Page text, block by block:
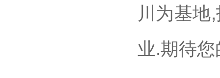
川为基地
业.期待